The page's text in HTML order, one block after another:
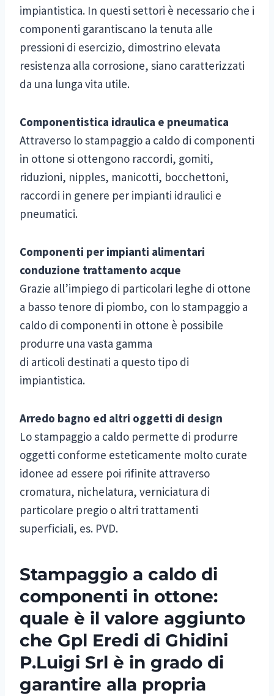
impiantistica. In questi settori è necessario che i
componenti garantiscano la tenuta alle
pressioni di esercizio, dimostrino elevata
resistenza alla corrosione, siano caratterizzati
da una lunga vita utile.
Componentistica idraulica e pneumatica
Attraverso lo stampaggio a caldo di componenti
in ottone si ottengono raccordi, gomiti,
riduzioni, nipples, manicotti, bocchettoni,
raccordi in genere per impianti idraulici e
pneumatici.
Componenti per impianti alimentari
conduzione trattamento acque
Grazie all’impiego di particolari leghe di ottone
a basso tenore di piombo, con lo stampaggio a
caldo di componenti in ottone è possibile
produrre una vasta gamma
di articoli destinati a questo tipo di
impiantistica.
Arredo bagno ed altri oggetti di design
Lo stampaggio a caldo permette di produrre
oggetti conforme esteticamente molto curate
idonee ad essere poi rifinite attraverso
cromatura, nichelatura, verniciatura di
particolare pregio o altri trattamenti
superficiali, es. PVD.
Stampaggio a caldo di
componenti in ottone:
quale è il valore aggiunto
che Gpl Eredi di Ghidini
P.Luigi Srl è in grado di
garantire alla propria